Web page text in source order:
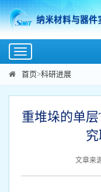
Toggle
navigation
首页>科研进展
重堆垛的单
文章来